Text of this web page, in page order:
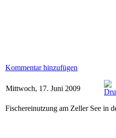
Kommentar hinzufügen
Mittwoch, 17. Juni 2009
Fischereinutzung am Zeller See in